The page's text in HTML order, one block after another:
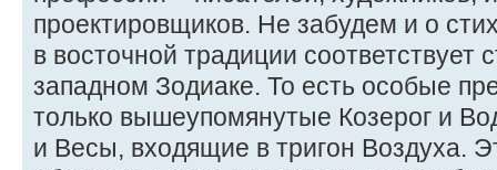
проектировщиков. Не забудем и о
в восточной традиции соответствует
западном Зодиаке. То есть особые
только вышеупомянутые Козерог и
и Весы, входящие в тригон Воздуха.